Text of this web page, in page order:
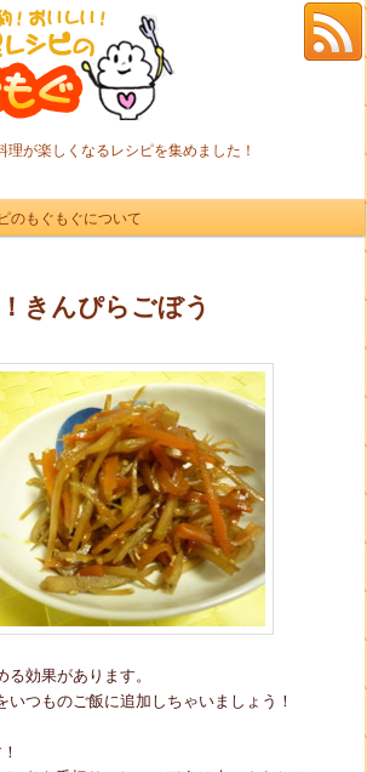
理が楽しくなるレシピを集めました！
移動
動
のもぐもぐについて
きんぴらごぼう
効果があります。
いつものご飯に追加しちゃいましょう！